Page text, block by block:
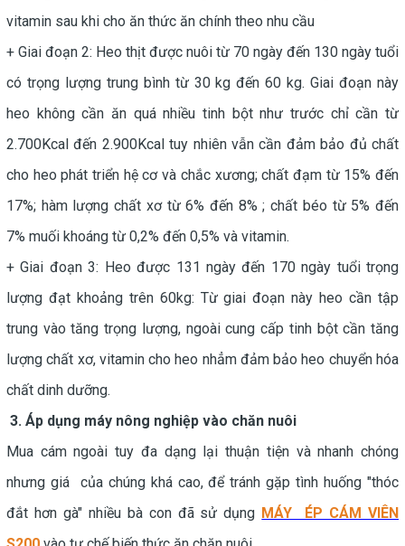
vitamin sau khi cho ăn thức ăn chính theo nhu cầu
+ Giai đoạn 2: Heo thịt được nuôi từ 70 ngày đến 130 ngày tuổi
có trọng lượng trung bình từ 30 kg đến 60 kg. Giai đoạn này
heo không cần ăn quá nhiều tinh bột như trước chỉ cần từ
2.700Kcal đến 2.900Kcal tuy nhiên vẫn cần đảm bảo đủ chất
cho heo phát triển hệ cơ và chắc xương; chất đạm từ 15% đến
17%; hàm lượng chất xơ từ 6% đến 8% ; chất béo từ 5% đến
7% muối khoáng từ 0,2% đến 0,5% và vitamin.
+ Giai đoạn 3: Heo được 131 ngày đến 170 ngày tuổi trọng
lượng đạt khoảng trên 60kg: Từ giai đoạn này heo cần tập
trung vào tăng trọng lượng, ngoài cung cấp tinh bột cần tăng
lượng chất xơ, vitamin cho heo nhẳm đảm bảo heo chuyển hóa
chất dinh dưỡng.
3. Áp dụng máy nông nghiệp vào chăn nuôi
Mua cám ngoài tuy đa dạng lại thuận tiện và nhanh chóng
nhưng giá của chúng khá cao, để tránh gặp tình huống "thóc
đắt hơn gà" nhiều bà con đã sử dụng MÁY ÉP CÁM VIÊN